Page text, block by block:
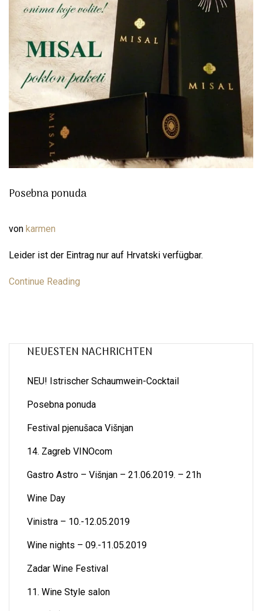
Posebna ponuda
von karmen
Leider ist der Eintrag nur auf Hrvatski verfügbar.
Continue Reading
NEUESTEN NACHRICHTEN
NEU! Istrischer Schaumwein-Cocktail
Posebna ponuda
Festival pjenušaca Višnjan
14. Zagreb VINOcom
Gastro Astro – Višnjan – 21.06.2019. – 21h
Wine Day
Vinistra – 10.-12.05.2019
Wine nights – 09.-11.05.2019
Zadar Wine Festival
11. Wine Style salon